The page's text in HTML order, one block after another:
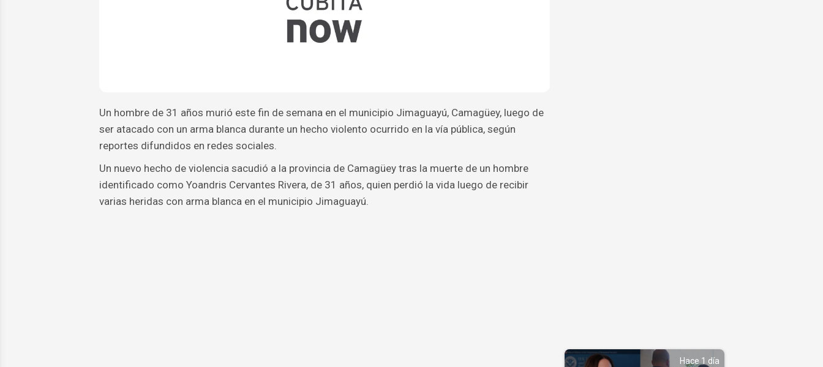
Un hombre de 31 años murió este fin de semana en el municipio Jimaguayú, Camagüey, luego de
ser atacado con un arma blanca durante un hecho violento ocurrido en la vía pública, según
reportes difundidos en redes sociales.
Un nuevo hecho de violencia sacudió a la provincia de Camagüey tras la muerte de un hombre
identificado como Yoandris Cervantes Rivera, de 31 años, quien perdió la vida luego de recibir
varias heridas con arma blanca en el municipio Jimaguayú.
Hace 1 día